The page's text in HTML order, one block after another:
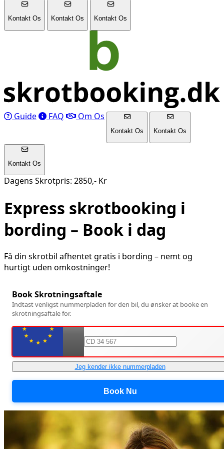
Kontakt Os Kontakt Os Kontakt Os
Guide FAQ Om Os
Kontakt Os Kontakt Os
Kontakt Os
Dagens Skrotpris: 2850,- Kr
Express skrotbooking i
bording – Book i dag
Få din skrotbil afhentet gratis i bording – nemt og
hurtigt uden omkostninger!
Book Skrotningsaftale
Indtast venligst nummerpladen for den bil, du ønsker at booke en
skrotningsaftale for.
Jeg kender ikke nummerpladen
Book Nu